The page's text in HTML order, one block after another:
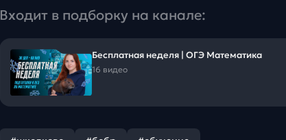
Входит в подборку на канале:
Бесплатная неделя | ОГЭ Математика
16 видео